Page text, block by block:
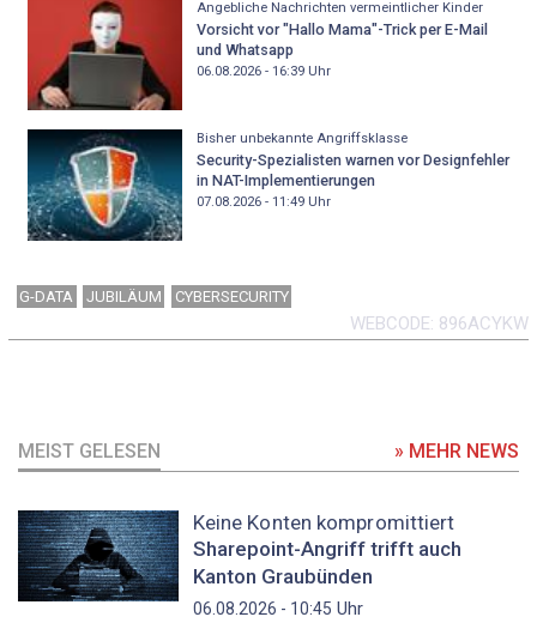
Angebliche Nachrichten vermeintlicher Kinder
Vorsicht vor "Hallo Mama"-Trick per E-Mail
und Whatsapp
06.08.2026 - 16:39Uhr
Bisher unbekannte Angriffsklasse
Security-Spezialisten warnen vor Designfehler
in NAT-Implementierungen
07.08.2026 - 11:49Uhr
G-DATA JUBILÄUM CYBERSECURITY
WEBCODE 896ACYKW
MEIST GELESEN » MEHR NEWS
Keine Konten kompromittiert
Sharepoint-Angriff trifft auch
Kanton Graubünden
06.08.2026 - 10:45 Uhr